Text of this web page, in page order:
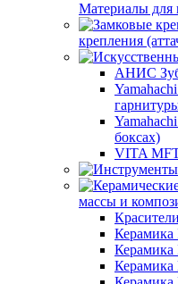
Материалы для
крепления
АНИС
боксах)
VITA
массы и
Керамика
Керамика
Керамика